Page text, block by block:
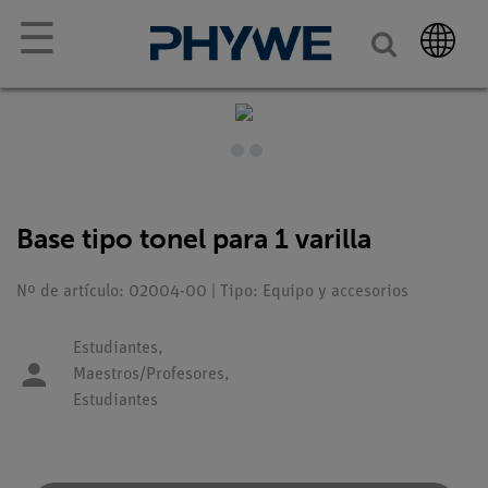
☰
Base tipo tonel para 1 varilla
Nº de artículo: 02004-00 | Tipo: Equipo y accesorios
Estudiantes,
Maestros/Profesores,
Estudiantes